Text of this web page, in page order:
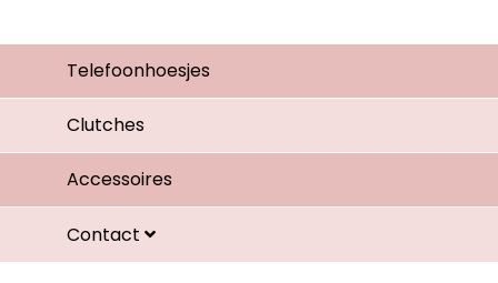
Telefoonhoesjes
Clutches
Accessoires
Contact